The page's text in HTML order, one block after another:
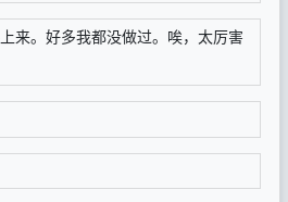
来。好多我都没做过。唉，太厉害